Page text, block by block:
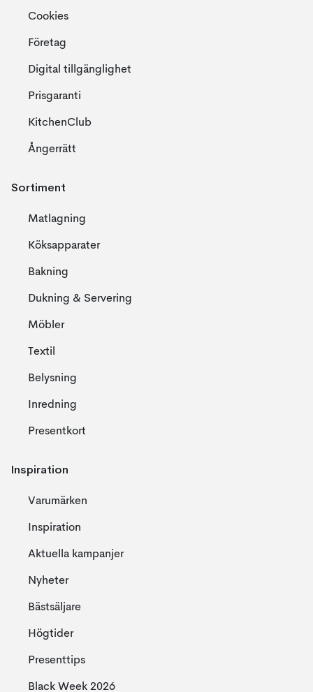
Cookies
Företag
Digital tillgänglighet
Prisgaranti
KitchenClub
Ångerrätt
Sortiment
Matlagning
Köksapparater
Bakning
Dukning & Servering
Möbler
Textil
Belysning
Inredning
Presentkort
Inspiration
Varumärken
Inspiration
Aktuella kampanjer
Nyheter
Bästsäljare
Högtider
Presenttips
Black Week 2026